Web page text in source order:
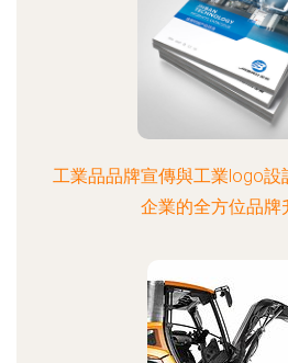
工業品品牌宣傳與工業logo設
企業的全方位品牌